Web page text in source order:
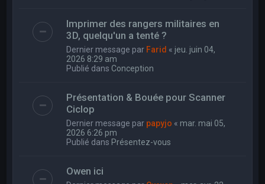
Imprimer des rangers militaires en
3D, quelqu'un a tenté ?
Dernier message par Farid « jeu. juin 04,
2026 8:29 am
Publié dans Conception
Présentation & Bouée pour Scanner
Ciclop
Dernier message par papyjo « mar. mai 05,
2026 6:26 pm
Publié dans Présentez-vous
Owen ici